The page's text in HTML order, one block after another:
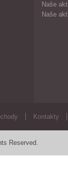
Naše
Naše
Kontakty
Reserved.